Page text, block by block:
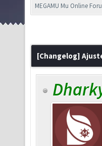
MEGAMU Mu Online
[Changelog]